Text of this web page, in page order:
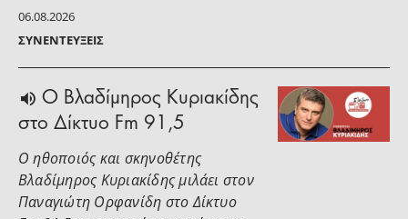
06.08.2026
ΣΥΝΕΝΤΕΎΞΕΙΣ
O Βλαδίμηρος Κυριακίδης
στο Δίκτυο Fm 91,5
Ο ηθοποιός και σκηνοθέτης
Βλαδίμηρος Κυριακίδης μιλάει στoν
Παναγιώτη Ορφανίδη στο Δίκτυο